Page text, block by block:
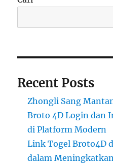
Recent Posts
Zhongli Sang
Broto 4D Login dan
di Platform Modern
Link Togel Broto4D
dalam